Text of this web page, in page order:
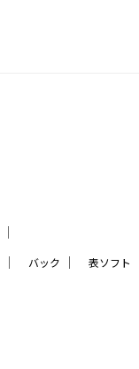
｜
｜ バック ｜ 表ソフト